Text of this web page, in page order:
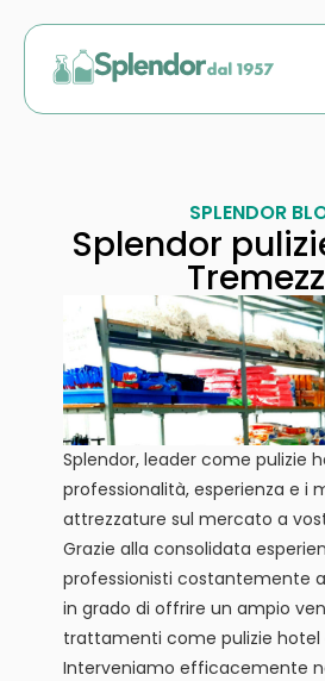
SPLENDOR
Splendor
Splendor, leader come pulizie
professionalità, esperienza e i
attrezzature sul mercato a
Grazie alla consolidata
professionisti costantemente
in grado di offrire un ampio
trattamenti come pulizie hotel
Interveniamo efficacemente